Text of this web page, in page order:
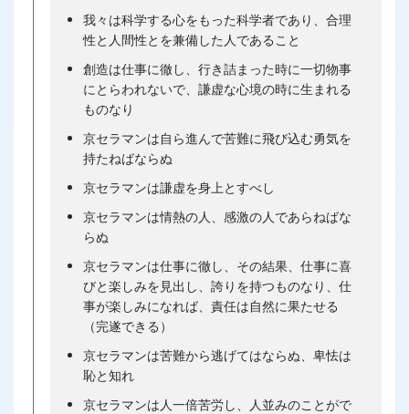
我々は科学する心をもった科学者であり、合理
性と人間性とを兼備した人であること
創造は仕事に徹し、行き詰まった時に一切物事
にとらわれないで、謙虚な心境の時に生まれる
ものなり
京セラマンは自ら進んで苦難に飛び込む勇気を
持たねばならぬ
京セラマンは謙虚を身上とすべし
京セラマンは情熱の人、感激の人であらねばな
らぬ
京セラマンは仕事に徹し、その結果、仕事に喜
びと楽しみを見出し、誇りを持つものなり、仕
事が楽しみになれば、責任は自然に果たせる
（完遂できる）
京セラマンは苦難から逃げてはならぬ、卑怯は
恥と知れ
京セラマンは人一倍苦労し、人並みのことがで